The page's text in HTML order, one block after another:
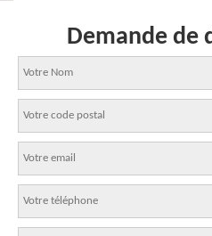
Demande de